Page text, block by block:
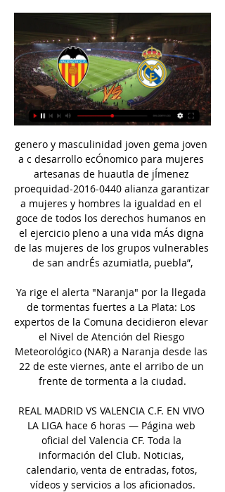
genero y masculinidad joven gema joven
a c desarrollo ecÓnomico para mujeres
artesanas de huautla de jÍmenez
proequidad-2016-0440 alianza garantizar
a mujeres y hombres la igualdad en el
goce de todos los derechos humanos en
el ejercicio pleno a una vida mÁs digna
de las mujeres de los grupos vulnerables
de san andrÉs azumiatla, puebla”,
Ya rige el alerta "Naranja" por la llegada
de tormentas fuertes a La Plata: Los
expertos de la Comuna decidieron elevar
el Nivel de Atención del Riesgo
Meteorológico (NAR) a Naranja desde las
22 de este viernes, ante el arribo de un
frente de tormenta a la ciudad.
REAL MADRID VS VALENCIA C.F. EN VIVO
LA LIGA hace 6 horas — Página web
oficial del Valencia CF. Toda la
información del Club. Noticias,
calendario, venta de entradas, fotos,
vídeos y servicios a los aficionados.